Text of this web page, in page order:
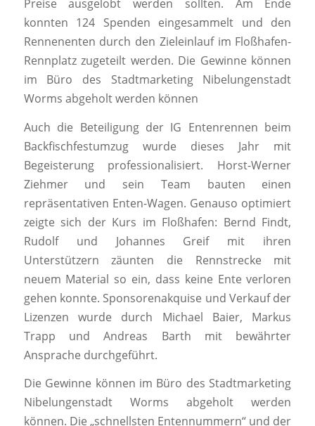
Preise ausgelobt werden sollten. Am Ende
konnten 124 Spenden eingesammelt und den
Rennenenten durch den Zieleinlauf im Floßhafen-
Rennplatz zugeteilt werden. Die Gewinne können
im Büro des Stadtmarketing Nibelungenstadt
Worms abgeholt werden können
Auch die Beteiligung der IG Entenrennen beim
Backfischfestumzug wurde dieses Jahr mit
Begeisterung professionalisiert. Horst-Werner
Ziehmer und sein Team bauten einen
repräsentativen Enten-Wagen. Genauso optimiert
zeigte sich der Kurs im Floßhafen: Bernd Findt,
Rudolf und Johannes Greif mit ihren
Unterstützern zäunten die Rennstrecke mit
neuem Material so ein, dass keine Ente verloren
gehen konnte. Sponsorenakquise und Verkauf der
Lizenzen wurde durch Michael Baier, Markus
Trapp und Andreas Barth mit bewährter
Ansprache durchgeführt.
Die Gewinne können im Büro des Stadtmarketing
Nibelungenstadt Worms abgeholt werden
können. Die „schnellsten Entennummern“ und der